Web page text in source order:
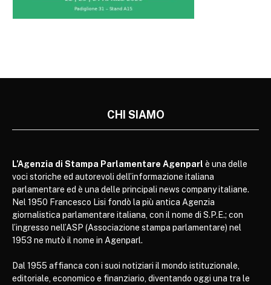
CHI SIAMO
L’Agenzia di Stampa Parlamentare Agenparl è una delle
voci storiche ed autorevoli dell’informazione italiana
parlamentare ed è una delle principali news company italiane.
Nel 1950 Francesco Lisi fondò la più antica Agenzia
giornalistica parlamentare italiana, con il nome di S.P.E.; con
l’ingresso nell’ASP (Associazione stampa parlamentare) nel
1953 ne mutò il nome in Agenparl.
Dal 1955 affianca con i suoi notiziari il mondo istituzionale,
editoriale, economico e finanziario, diventando oggi una tra le